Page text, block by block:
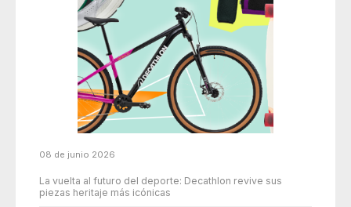
08 de junio 2026
La vuelta al futuro del deporte: Decathlon revive sus
piezas heritaje más icónicas